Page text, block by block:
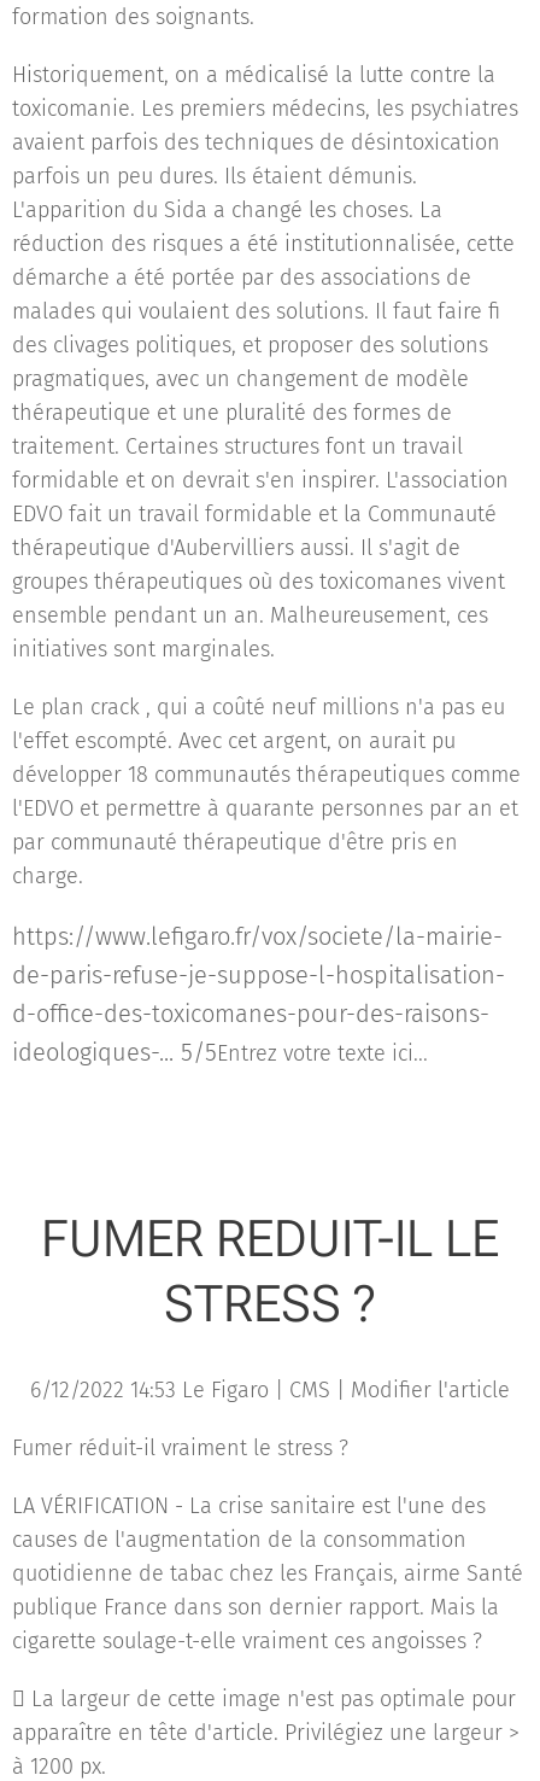
formation des soignants.
Historiquement, on a médicalisé la lutte contre la
toxicomanie. Les premiers médecins, les psychiatres
avaient parfois des techniques de désintoxication
parfois un peu dures. Ils étaient démunis.
L'apparition du Sida a changé les choses. La
réduction des risques a été institutionnalisée, cette
démarche a été portée par des associations de
malades qui voulaient des solutions. Il faut faire fi
des clivages politiques, et proposer des solutions
pragmatiques, avec un changement de modèle
thérapeutique et une pluralité des formes de
traitement. Certaines structures font un travail
formidable et on devrait s'en inspirer. L'association
EDVO fait un travail formidable et la Communauté
thérapeutique d'Aubervilliers aussi. Il s'agit de
groupes thérapeutiques où des toxicomanes vivent
ensemble pendant un an. Malheureusement, ces
initiatives sont marginales.
Le plan crack , qui a coûté neuf millions n'a pas eu
l'effet escompté. Avec cet argent, on aurait pu
développer 18 communautés thérapeutiques comme
l'EDVO et permettre à quarante personnes par an et
par communauté thérapeutique d'être pris en
charge.
https://www.lefigaro.fr/vox/societe/la-mairie-
de-paris-refuse-je-suppose-l-hospitalisation-
d-office-des-toxicomanes-pour-des-raisons-
ideologiques-... 5/5Entrez votre texte ici...
FUMER REDUIT-IL LE
STRESS ?
6/12/2022 14:53 Le Figaro | CMS | Modifier l'article
Fumer réduit-il vraiment le stress ?
LA VÉRIFICATION - La crise sanitaire est l'une des
causes de l'augmentation de la consommation
quotidienne de tabac chez les Français, airme Santé
publique France dans son dernier rapport. Mais la
cigarette soulage-t-elle vraiment ces angoisses ?
 La largeur de cette image n'est pas optimale pour
apparaître en tête d'article. Privilégiez une largeur >
à 1200 px.